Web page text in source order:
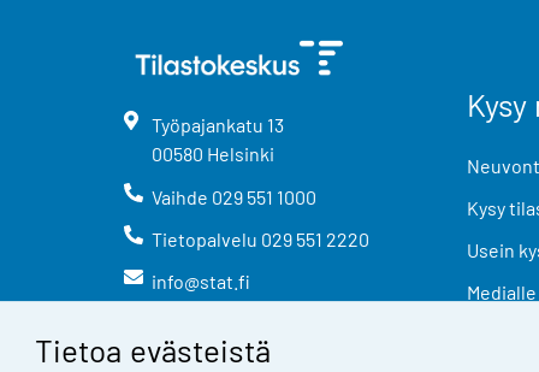
Tietoa evästeistä
Työpajankatu 13
00580 Helsinki
Vaihde 029 551 1000
Tietopalvelu 029 551 2220
info@stat.fi
Kysy
Usein
Medialle